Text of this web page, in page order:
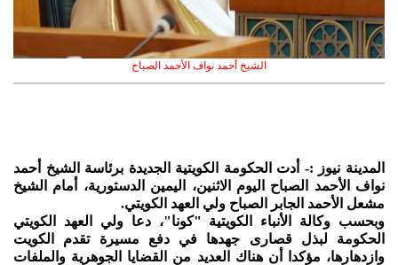
الشيخ أحمد نواف الأحمد الصباح
المدينة نيوز :- أدت الحكومة الكويتية الجديدة برئاسة الشيخ أحمد
نواف الأحمد الصباح اليوم الاثنين، اليمين الدستورية، أمام الشيخ
مشعل الأحمد الجابر الصباح ولي العهد الكويتي.
وبحسب وكالة الأنباء الكويتية "كونا"، دعا ولي العهد الكويتي
الحكومة لبذل قصارى جهدها في دفع مسيرة تقدم الكويت
وازدهارها، مؤكدا أن هناك العديد من القضايا الجوهرية والملفات